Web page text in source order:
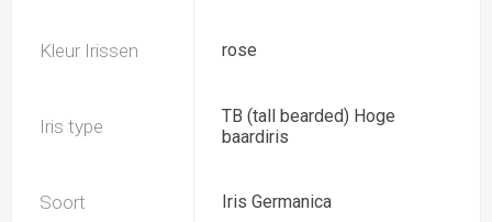
Kleur Irissen rose
Iris type
TB (tall bearded) Hoge
baardiris
Soort Iris Germanica